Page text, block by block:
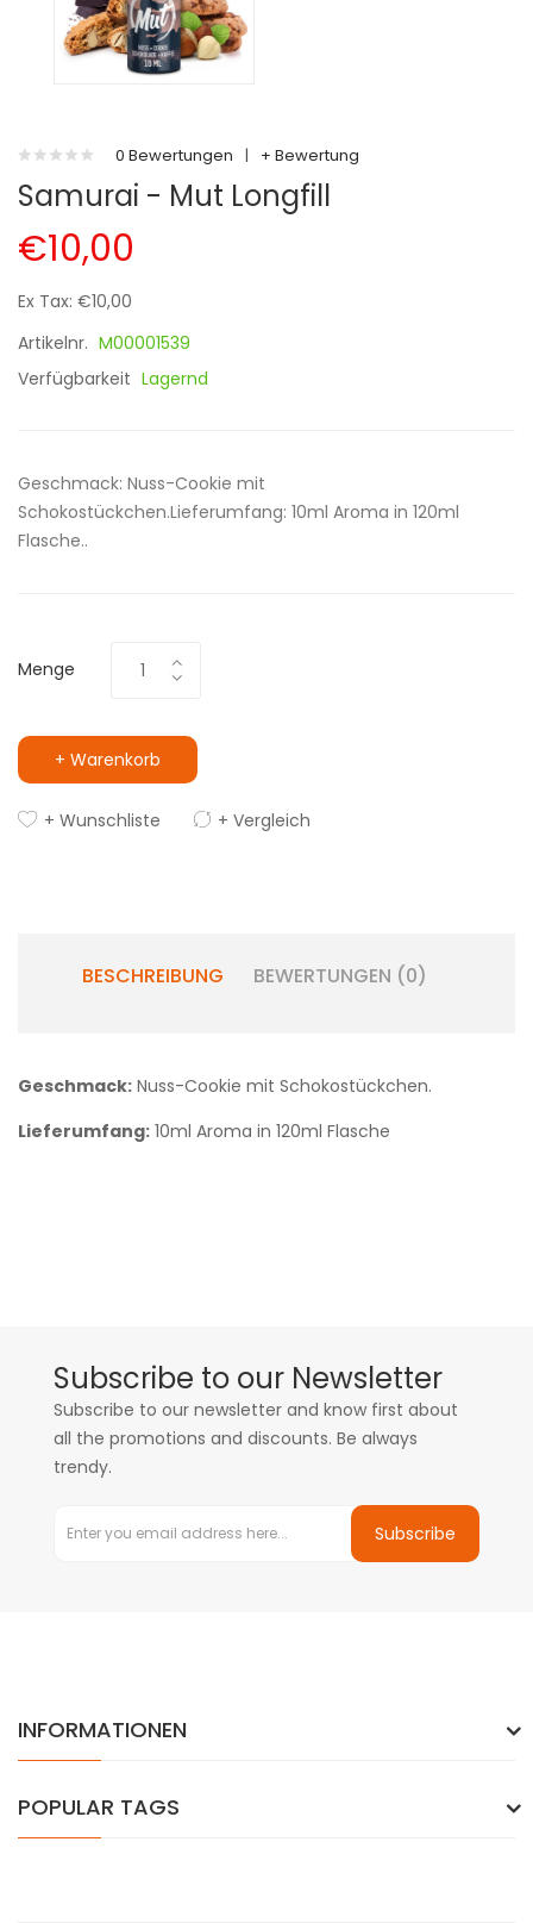
0 Bewertungen | + Bewertung
Samurai - Mut Longfill
€10,00
Ex Tax: €10,00
Artikelnr. M00001539
Verfügbarkeit Lagernd
Geschmack: Nuss-Cookie mit
Schokostückchen.Lieferumfang: 10ml Aroma in 120ml
Flasche..
Menge
+ Warenkorb
+ Wunschliste + Vergleich
BESCHREIBUNG BEWERTUNGEN (0)
Geschmack: Nuss-Cookie mit Schokostückchen.
Lieferumfang: 10ml Aroma in 120ml Flasche
Subscribe to our Newsletter
Subscribe to our newsletter and know first about
all the promotions and discounts. Be always
trendy.
Subscribe
INFORMATIONEN
POPULAR TAGS